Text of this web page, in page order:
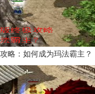
略：如何成为玛法霸主？